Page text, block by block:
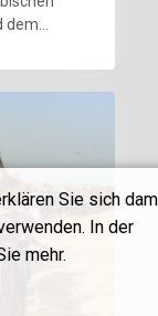
Sie sich
In der
mehr.
dem
nach
Duran,
Riad
Freitag.